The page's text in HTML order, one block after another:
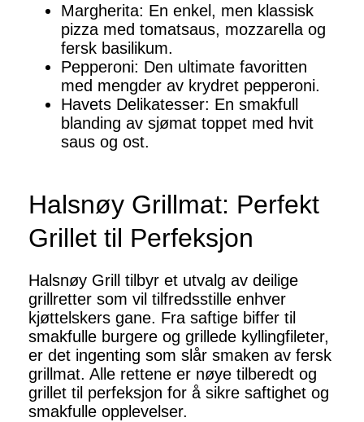
Margherita: En enkel, men klassisk
pizza med tomatsaus, mozzarella og
fersk basilikum.
Pepperoni: Den ultimate favoritten
med mengder av krydret pepperoni.
Havets Delikatesser: En smakfull
blanding av sjømat toppet med hvit
saus og ost.
Halsnøy Grillmat: Perfekt
Grillet til Perfeksjon
Halsnøy Grill tilbyr et utvalg av deilige
grillretter som vil tilfredsstille enhver
kjøttelskers gane. Fra saftige biffer til
smakfulle burgere og grillede kyllingfileter,
er det ingenting som slår smaken av fersk
grillmat. Alle rettene er nøye tilberedt og
grillet til perfeksjon for å sikre saftighet og
smakfulle opplevelser.